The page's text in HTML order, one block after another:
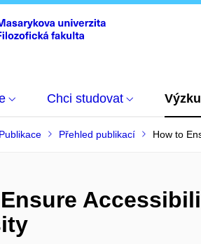
Chci studovat
Publikace Přehled publikací How to